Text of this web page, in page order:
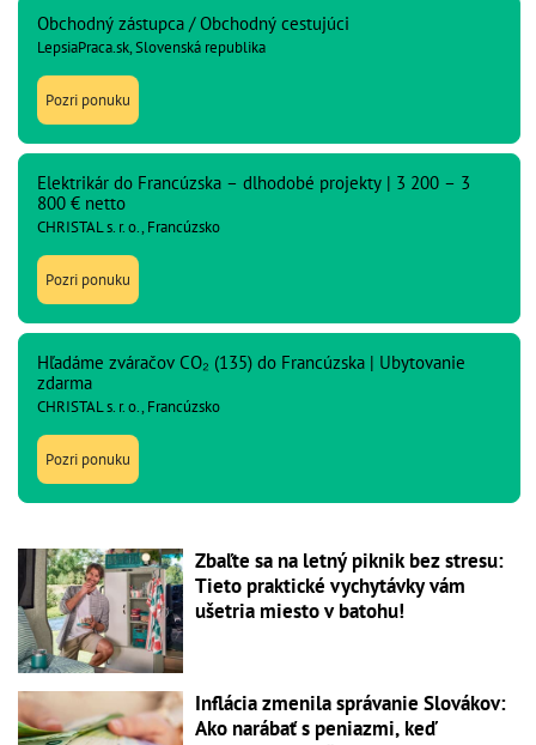
Obchodný zástupca / Obchodný cestujúci
LepsiaPraca.sk, Slovenská republika
Pozri ponuku
Elektrikár do Francúzska – dlhodobé projekty | 3 200 – 3
800 € netto
CHRISTAL s. r. o., Francúzsko
Pozri ponuku
Hľadáme zváračov CO₂ (135) do Francúzska | Ubytovanie
zdarma
CHRISTAL s. r. o., Francúzsko
Pozri ponuku
Zbaľte sa na letný piknik bez stresu:
Tieto praktické vychytávky vám
ušetria miesto v batohu!
Inflácia zmenila správanie Slovákov:
Ako narábať s peniazmi, keď